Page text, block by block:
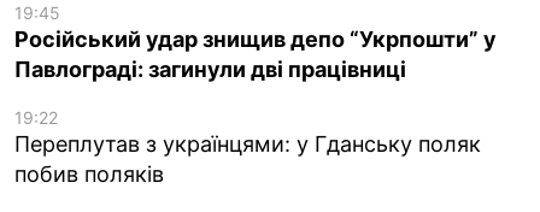
19:45
Російський удар знищив депо “Укрпошти” у
Павлограді: загинули дві працівниці
19:22
Переплутав з українцями: у Гданську поляк
побив поляків